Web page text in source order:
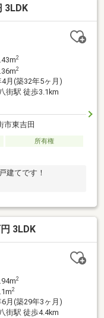
3LDK
2
2
4月(築32年5ヶ月)
街駅 徒歩3.1km
市東吉田
所有権
建てです！
3LDK
2
2
6月(築29年3ヶ月)
街駅 徒歩4.4km